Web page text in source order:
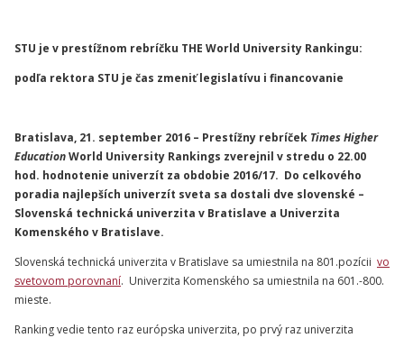
STU je v prestížnom rebríčku THE World University Rankingu:
podľa rektora STU je čas zmeniť legislatívu i financovanie
Bratislava, 21. september 2016 – Prestížny rebríček Times Higher
EducationWorld University Rankings zverejnil v stredu o 22.00
hod. hodnotenie univerzít za obdobie 2016/17. Do celkového
poradia najlepších univerzít sveta sa dostali dve slovenské –
Slovenská technická univerzita v Bratislave a Univerzita
Komenského v Bratislave.
Slovenská technická univerzita v Bratislave sa umiestnila na 801.pozícii vo
svetovom porovnaní. Univerzita Komenského sa umiestnila na 601.-800.
mieste.
Ranking vedie tento raz európska univerzita, po prvý raz univerzita